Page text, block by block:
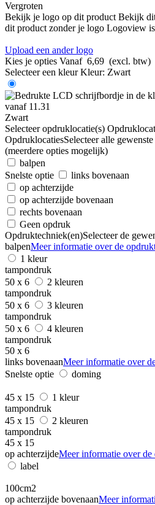
Vergroten
Bekijk je logo op dit product Bekijk
dit product zonder je logo Logoview
Upload een ander logo
Kies je opties Vanaf 6,69 (excl. btw)
Selecteer een kleur Kleur: Zwart
Zwart
Selecteer opdruklocatie(s)
OpdruklocatiesSelecteer alle
(meerdere opties mogelijk)
balpen
Snelste optie
links bovenaan
op achterzijde
op achterzijde bovenaan
rechts bovenaan
Geen opdruk
Opdruktechniek(en)Selecteer de
balpenMeer informatie over de
1 kleur
tampondruk
50 x 6
2 kleuren
tampondruk
50 x 6
3 kleuren
tampondruk
50 x 6
4 kleuren
tampondruk
50 x 6
links bovenaanMeer informatie over
Snelste optie
doming
45 x 15
1 kleur
tampondruk
45 x 15
2 kleuren
tampondruk
45 x 15
op achterzijdeMeer informatie over de
label
100cm2
op achterzijde bovenaanMeer